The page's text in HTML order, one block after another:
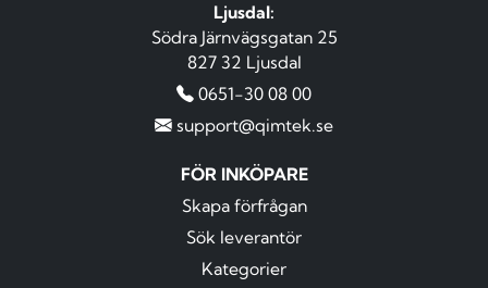
Ljusdal:
Södra Järnvägsgatan 25
827 32 Ljusdal
0651-30 08 00
support@qimtek.se
FÖR INKÖPARE
Skapa förfrågan
Sök leverantör
Kategorier